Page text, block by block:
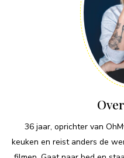
36 jaar, oprichter van
keuken en reist anders de